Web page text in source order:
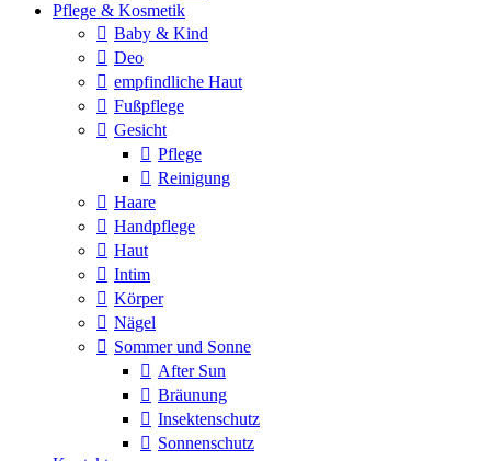
Pflege & Kosmetik
Baby & Kind
Deo
empfindliche Haut
Fußpflege
Gesicht
Pflege
Reinigung
Haare
Handpflege
Haut
Intim
Körper
Nägel
Sommer und Sonne
After Sun
Bräunung
Insektenschutz
Sonnenschutz